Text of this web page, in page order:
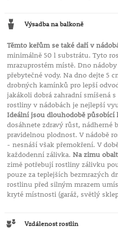
Výsadba na balkoně
Těmto keřům se také daří v
minimálně 50 l substrátu. Tyto
mrazuprostém místě. Dno
přebytečné vody. Na dno dejte 5
drobných kamínků pro lepší
jakákoli dobrá zahradní smíšená s
rostliny v nádobách je nejlepší
Ideální jsou dlouhodobě působící
dosáhnete zdravý růst, nádherné
pravidelnou plodnost. V nádobě
- nesnáší však přemokření. V
každodenní zálivka. Na zimu
zimě potřebují rostliny zálivku
pouze za teplejších bezmrazých
rostlinu před silným mrazem
kryté místnosti (garáž, světlý
Vzdálenost rostlin